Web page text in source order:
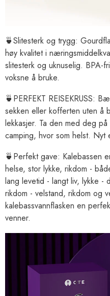
🍵Slitesterk og trygg:
høy kvalitet i
slitesterk og uknuselig. BPA-
voksne å bruke.
🍵PERFEKT REISEKRUSS:
sekken eller kofferten uten å
lekkasjer. Ta den med deg
camping, hvor som helst.
🍵Perfekt gave: Kalebassen
helse, stor lykke, rikdom -
lang levetid - langt liv, lykke -
rikdom - velstand, rikdom og
kalebassvannflasken en
venner.